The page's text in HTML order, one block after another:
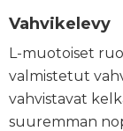
Vahvikelevy
L-muotoiset
valmistetut
vahvistavat
suuremman